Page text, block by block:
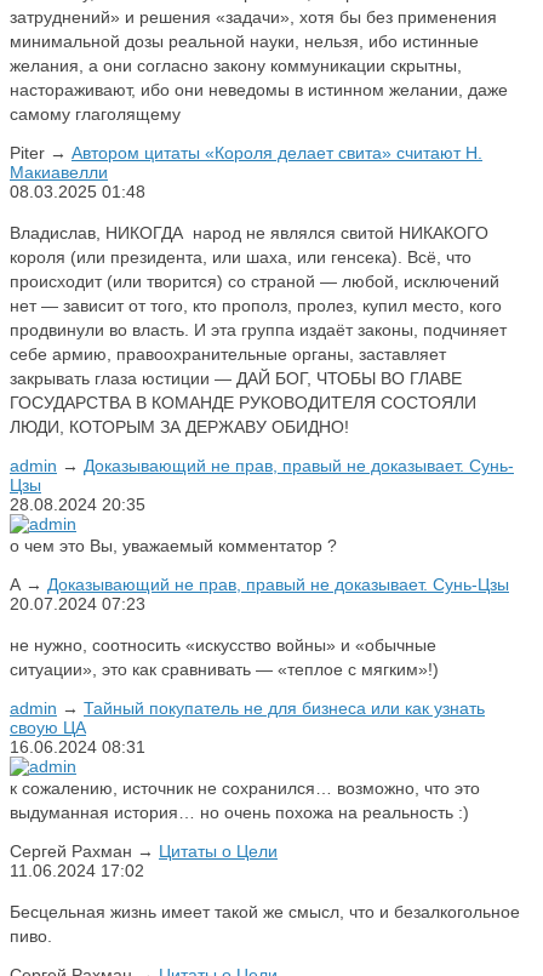
затруднений» и решения «задачи», хотя бы без применения
минимальной дозы реальной науки, нельзя, ибо истинные
желания, а они согласно закону коммуникации скрытны,
настораживают, ибо они неведомы в истинном желании, даже
самому глаголящему
Piter → Автором цитаты «Короля делает свита» считают Н.
Макиавелли
08.03.2025 01:48
Владислав, НИКОГДА народ не являлся свитой НИКАКОГО
короля (или президента, или шаха, или генсека). Всё, что
происходит (или творится) со страной — любой, исключений
нет — зависит от того, кто прополз, пролез, купил место, кого
продвинули во власть. И эта группа издаёт законы, подчиняет
себе армию, правоохранительные органы, заставляет
закрывать глаза юстиции — ДАЙ БОГ, ЧТОБЫ ВО ГЛАВЕ
ГОСУДАРСТВА В КОМАНДЕ РУКОВОДИТЕЛЯ СОСТОЯЛИ
ЛЮДИ, КОТОРЫМ ЗА ДЕРЖАВУ ОБИДНО!
admin → Доказывающий не прав, правый не доказывает. Сунь-
Цзы
28.08.2024 20:35
о чем это Вы, уважаемый комментатор ?
А → Доказывающий не прав, правый не доказывает. Сунь-Цзы
20.07.2024 07:23
не нужно, соотносить «искусство войны» и «обычные
ситуации», это как сравнивать — «теплое с мягким»!)
admin → Тайный покупатель не для бизнеса или как узнать
своую ЦА
16.06.2024 08:31
к сожалению, источник не сохранился… возможно, что это
выдуманная история… но очень похожа на реальность :)
Сергей Рахман → Цитаты о Цели
11.06.2024 17:02
Бесцельная жизнь имеет такой же смысл, что и безалкогольное
пиво.